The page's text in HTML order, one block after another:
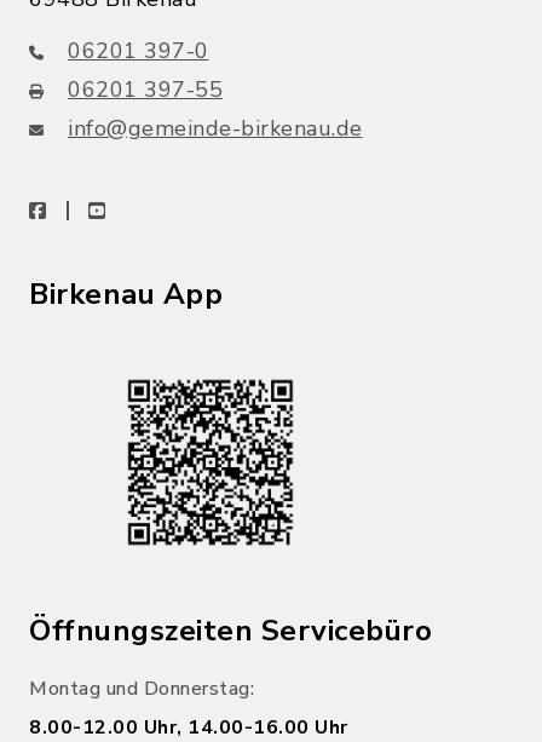
06201 397-0
06201 397-55
info@gemeinde-birkenau.de
facebookyoutube
Birkenau App
Öffnungszeiten Servicebüro
Montag und Donnerstag:
8.00-12.00 Uhr, 14.00-16.00 Uhr